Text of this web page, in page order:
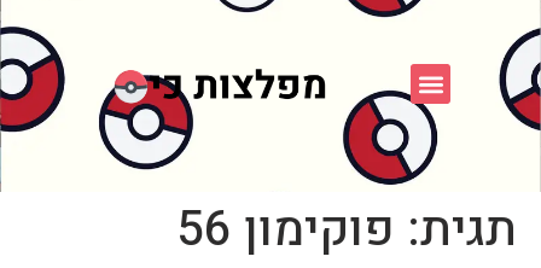
תגית: פוקימון 56